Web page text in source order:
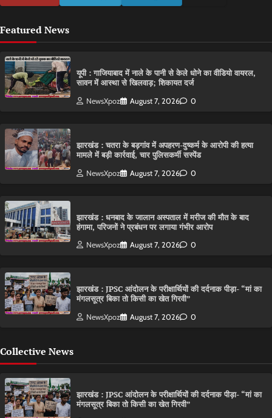
Featured News
यूपी : गाजियाबाद में नाले के पानी से केले धोने का वीडियो वायरल,
सावन में आस्था से खिलवाड़; शिकायत दर्ज
NewsXpoz August 7, 2026 0
झारखंड : चतरा के बड़गांव में अपहरण-दुष्कर्म के आरोपी की हत्या
मामले में बड़ी कार्रवाई, चार पुलिसकर्मी सस्पेंड
NewsXpoz August 7, 2026 0
झारखंड : धनबाद के जालान अस्पताल में मरीज की मौत के बाद
हंगामा, परिजनों ने प्रबंधन पर लगाया गंभीर आरोप
NewsXpoz August 7, 2026 0
झारखंड : JPSC आंदोलन के परीक्षार्थियों की दर्दनाक पीड़ा- “मां का
मंगलसूत्र बिका तो किसी का खेत गिरवी”
NewsXpoz August 7, 2026 0
Collective News
झारखंड : JPSC आंदोलन के परीक्षार्थियों की दर्दनाक पीड़ा- “मां का
मंगलसूत्र बिका तो किसी का खेत गिरवी”